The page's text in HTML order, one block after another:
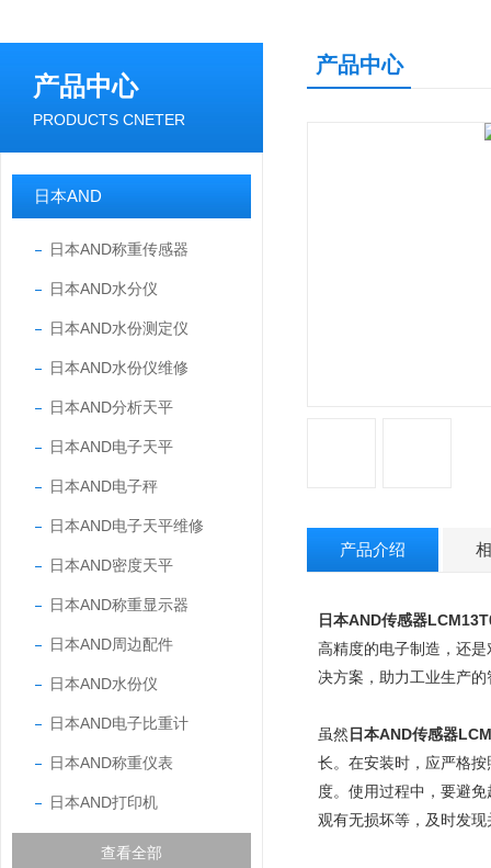
产品中心
PRODUCTS CNETER
日本AND
日本AND称重传感器
日本AND水分仪
日本AND水份测定仪
日本AND水份仪维修
日本AND分析天平
日本AND电子天平
日本AND电子秤
日本AND电子天平维修
日本AND密度天平
日本AND称重显示器
日本AND周边配件
日本AND水份仪
日本AND电子比重计
日本AND称重仪表
日本AND打印机
查看全部
产品中心
产品介绍
日本AND传感器
高精度的电子制造，还
决方案，助力工业生产
虽然 日本AND传感器
长。在安装时，应严格
度。使用过程中，要避
观有无损坏等，及时发